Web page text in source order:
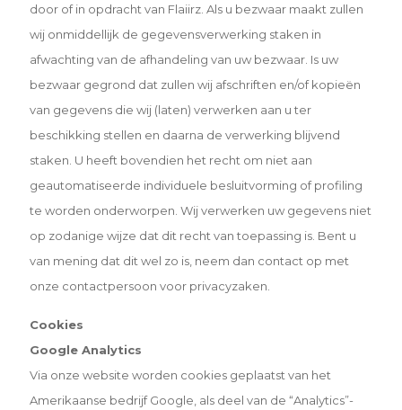
door of in opdracht van Flaiirz. Als u bezwaar maakt zullen
wij onmiddellijk de gegevensverwerking staken in
afwachting van de afhandeling van uw bezwaar. Is uw
bezwaar gegrond dat zullen wij afschriften en/of kopieën
van gegevens die wij (laten) verwerken aan u ter
beschikking stellen en daarna de verwerking blijvend
staken. U heeft bovendien het recht om niet aan
geautomatiseerde individuele besluitvorming of profiling
te worden onderworpen. Wij verwerken uw gegevens niet
op zodanige wijze dat dit recht van toepassing is. Bent u
van mening dat dit wel zo is, neem dan contact op met
onze contactpersoon voor privacyzaken.
Cookies
Google Analytics
Via onze website worden cookies geplaatst van het
Amerikaanse bedrijf Google, als deel van de “Analytics”-